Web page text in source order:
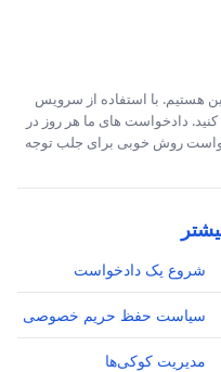
هستیم. با استفاده از سرویس
دادخواست های ما هر روز در
روش خوبی برای جلب توجه
شروع یک دادخواست
سیاست حفظ حریم خصوصی
مدیریت کوکی‌ها